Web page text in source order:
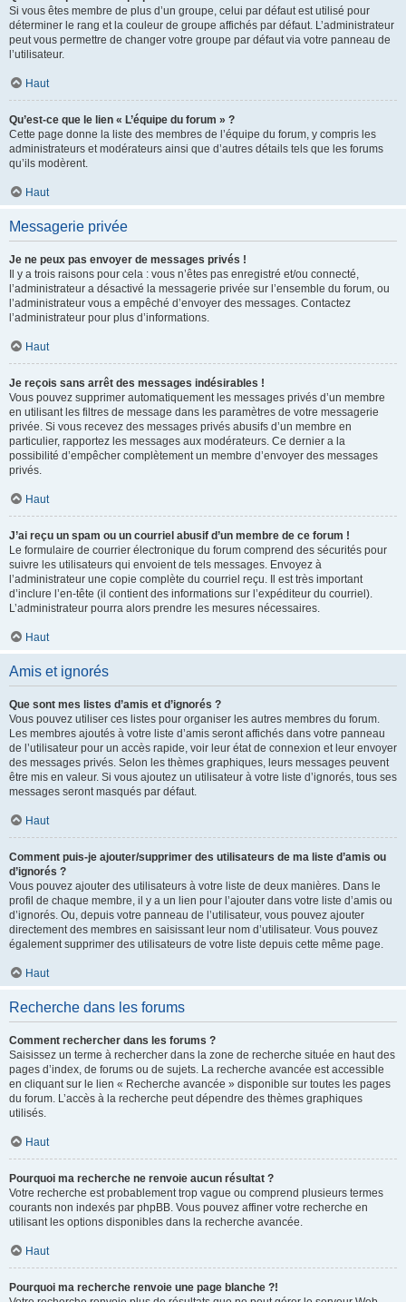
Si vous êtes membre de plus d’un groupe, celui par défaut est utilisé pour
déterminer le rang et la couleur de groupe affichés par défaut. L’administrateur
peut vous permettre de changer votre groupe par défaut via votre panneau de
l’utilisateur.
Haut
Qu’est-ce que le lien « L’équipe du forum » ?
Cette page donne la liste des membres de l’équipe du forum, y compris les
administrateurs et modérateurs ainsi que d’autres détails tels que les forums
qu’ils modèrent.
Haut
Messagerie privée
Je ne peux pas envoyer de messages privés !
Il y a trois raisons pour cela : vous n’êtes pas enregistré et/ou connecté,
l’administrateur a désactivé la messagerie privée sur l’ensemble du forum, ou
l’administrateur vous a empêché d’envoyer des messages. Contactez
l’administrateur pour plus d’informations.
Haut
Je reçois sans arrêt des messages indésirables !
Vous pouvez supprimer automatiquement les messages privés d’un membre
en utilisant les filtres de message dans les paramètres de votre messagerie
privée. Si vous recevez des messages privés abusifs d’un membre en
particulier, rapportez les messages aux modérateurs. Ce dernier a la
possibilité d’empêcher complètement un membre d’envoyer des messages
privés.
Haut
J’ai reçu un spam ou un courriel abusif d’un membre de ce forum !
Le formulaire de courrier électronique du forum comprend des sécurités pour
suivre les utilisateurs qui envoient de tels messages. Envoyez à
l’administrateur une copie complète du courriel reçu. Il est très important
d’inclure l’en-tête (il contient des informations sur l’expéditeur du courriel).
L’administrateur pourra alors prendre les mesures nécessaires.
Haut
Amis et ignorés
Que sont mes listes d’amis et d’ignorés ?
Vous pouvez utiliser ces listes pour organiser les autres membres du forum.
Les membres ajoutés à votre liste d’amis seront affichés dans votre panneau
de l’utilisateur pour un accès rapide, voir leur état de connexion et leur envoyer
des messages privés. Selon les thèmes graphiques, leurs messages peuvent
être mis en valeur. Si vous ajoutez un utilisateur à votre liste d’ignorés, tous ses
messages seront masqués par défaut.
Haut
Comment puis-je ajouter/supprimer des utilisateurs de ma liste d’amis ou
d’ignorés ?
Vous pouvez ajouter des utilisateurs à votre liste de deux manières. Dans le
profil de chaque membre, il y a un lien pour l’ajouter dans votre liste d’amis ou
d’ignorés. Ou, depuis votre panneau de l’utilisateur, vous pouvez ajouter
directement des membres en saisissant leur nom d’utilisateur. Vous pouvez
également supprimer des utilisateurs de votre liste depuis cette même page.
Haut
Recherche dans les forums
Comment rechercher dans les forums ?
Saisissez un terme à rechercher dans la zone de recherche située en haut des
pages d’index, de forums ou de sujets. La recherche avancée est accessible
en cliquant sur le lien « Recherche avancée » disponible sur toutes les pages
du forum. L’accès à la recherche peut dépendre des thèmes graphiques
utilisés.
Haut
Pourquoi ma recherche ne renvoie aucun résultat ?
Votre recherche est probablement trop vague ou comprend plusieurs termes
courants non indexés par phpBB. Vous pouvez affiner votre recherche en
utilisant les options disponibles dans la recherche avancée.
Haut
Pourquoi ma recherche renvoie une page blanche ?!